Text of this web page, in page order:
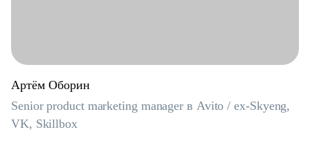
Артём Оборин
Senior product marketing manager в Avito / ex-Skyeng,
VK, Skillbox